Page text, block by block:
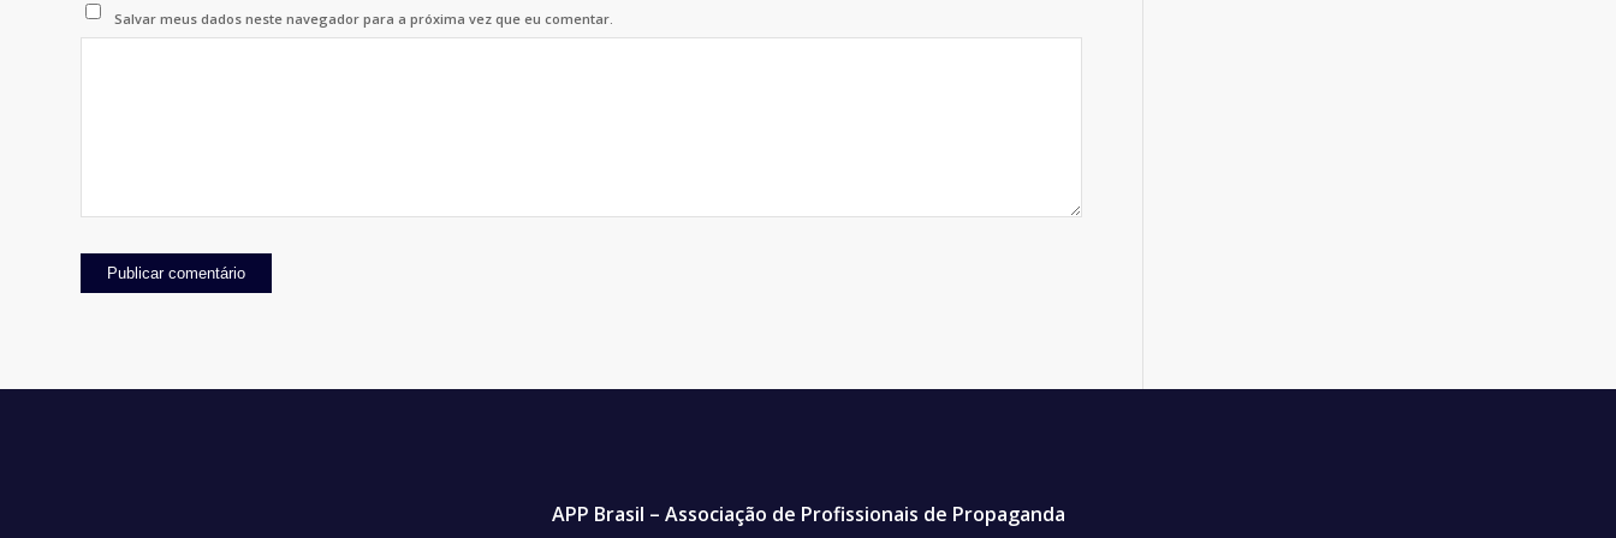
Salvar meus dados neste navegador para a próxima vez que eu comentar.
APP Brasil – Associação de Profissionais de Propaganda